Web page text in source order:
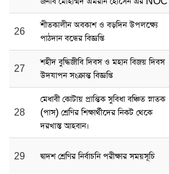
26
শীতকালীন অবকাশ ও বড়দিন উপলক্ষ্যে
পাঠদান বন্ধের বিজ্ঞপ্তি
27
শহীদ বুদ্ধিজীবি দিবস ও মহান বিজয় দিবস
উদযাপন সংক্রান্ত বিজ্ঞপ্তি
28
মেধাবী কোটায় প্রান্তিক সুবিধা বঞ্চিত স্নাতক
(পাস) শ্রেণির শিক্ষার্থীদের নিকট থেকে
দরখাস্ত আহবান।
29 দ্বাদশ শ্রেণির নির্বাচনি পরীক্ষার সময়সূচি